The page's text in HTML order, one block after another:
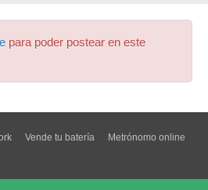
para poder postear en este
Vende tu batería
Metrónomo online